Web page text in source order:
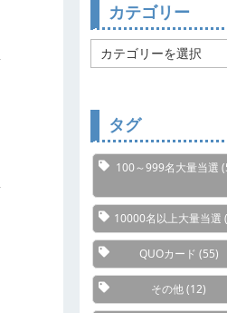
カテゴリー
カ
テ
タグ
100～999名大量当選
10000名以上大量当選
QUOカード (55)
その他(12)